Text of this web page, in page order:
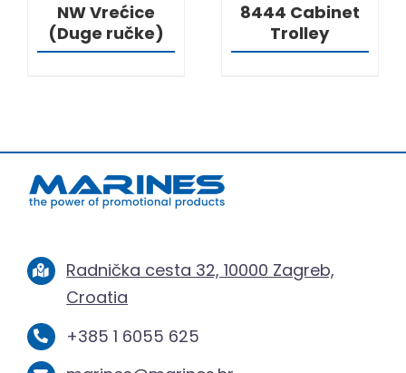
NW Vrećice
(Duge ručke)
8444 Cabinet
Trolley
Radnička cesta 32, 10000 Zagreb,
Croatia
+385 1 6055 625